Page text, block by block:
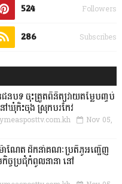
524 Followers
286 Subscribes
នបទ ចុះត្រួតពិនិត្យវាយតម្លៃបញ្ចប់
កិះចុង ស្រុកបរកែវ
Nov 05,
ាណែត ដឹកនាំគណៈប្រតិភូអញ្ជើញ
ច្ចប្រជុំកំពូលនានា នៅ